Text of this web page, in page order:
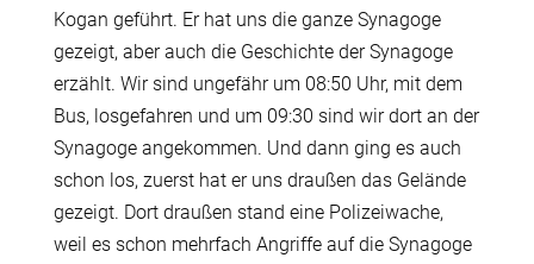
Kogan geführt. Er hat uns die ganze Synagoge
gezeigt, aber auch die Geschichte der Synagoge
erzählt. Wir sind ungefähr um 08:50 Uhr, mit dem
Bus, losgefahren und um 09:30 sind wir dort an der
Synagoge angekommen. Und dann ging es auch
schon los, zuerst hat er uns draußen das Gelände
gezeigt. Dort draußen stand eine Polizeiwache,
weil es schon mehrfach Angriffe auf die Synagoge